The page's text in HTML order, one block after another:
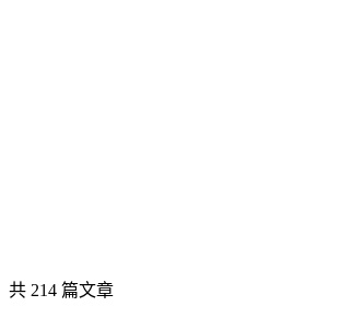
共 214 篇文章